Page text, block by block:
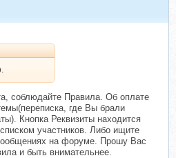
соблюдайте Правила. Об оплате
где Вы брали
Кнопка Реквизиты находится
участников. Либо ищите
на форуме. Прошу Вас
и быть внимательнее.